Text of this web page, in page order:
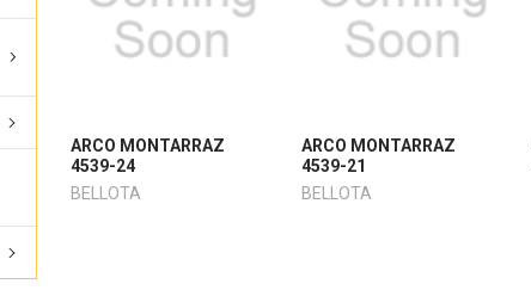
ARCO MONTARRAZ
4539-24
BELLOTA
ARCO MONTARRAZ
4539-21
BELLOTA